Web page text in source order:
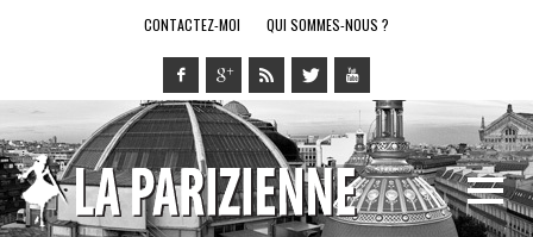
CONTACTEZ-MOI QUI SOMMES-NOUS ?